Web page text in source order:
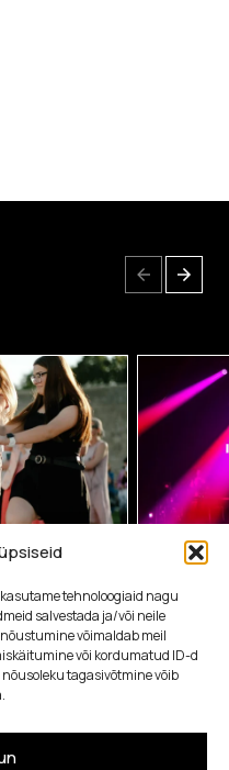
tehnoloogiaid nagu
salvestada ja/või neile
võimaldab meil
või kordumatud ID-d
tagasivõtmine võib
noorte
Sloveenia
juba